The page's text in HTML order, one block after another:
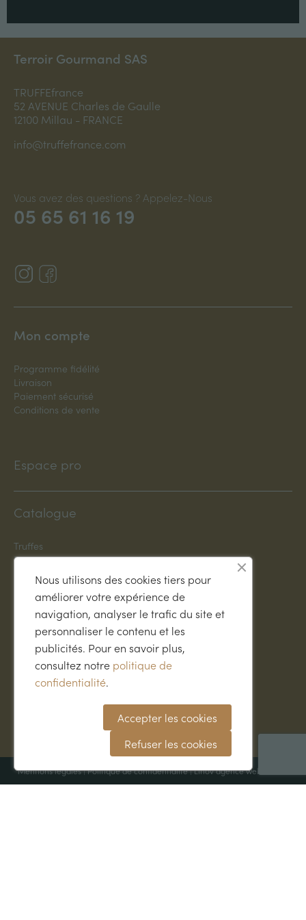
Risotto à la truffe blanche d'Alba
Sauce crème fraiche truffée
Beurre aux truffes blanches d'Alba
Terroir Gourmand SAS
TRUFFEfrance
52 AVENUE Charles de Gaulle
12100 Millau - FRANCE
info@truffefrance.com
Vous avez des questions ? Appelez-Nous
05 65 61 16 19
Mon compte
Programme fidélité
Livraison
Paiement sécurisé
Conditions de vente
Espace pro
Catalogue
Truffes
Plants truffiers INRA
Spécialités truffées
Dresser son chien
Accessoires
Librairie
Idées cadeaux
Conseils & infos
Mentions légales|Politique de confidentialité|Linov agence web
Nous utilisons des cookies tiers pour
améliorer votre expérience de
navigation, analyser le trafic du site et
personnaliser le contenu et les
publicités. Pour en savoir plus,
consultez notre politique de
confidentialité.
Accepter les cookies
Refuser les cookies